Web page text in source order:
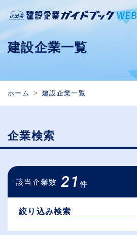
建設企業一覧
ホーム 建設企業一覧
企業検索
該当企業数 21 件
絞り込み検索